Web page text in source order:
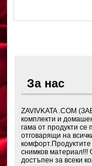
За нас
ZAVIVKATA .COM
комплекти и
гама от продукти се
отговарящи на
снимков материал!!!
достъпен за всеки